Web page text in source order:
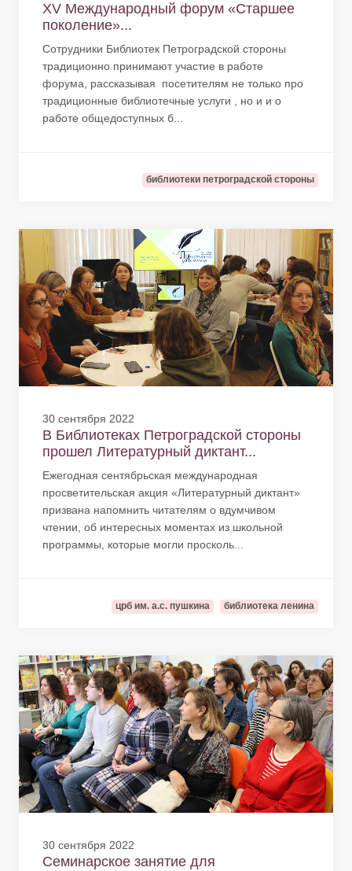
XV Международный форум «Старшее
поколение»...
Сотрудники Библиотек Петроградской стороны
традиционно принимают участие в работе
форума, рассказывая посетителям не только про
традиционные библиотечные услуги , но и и о
работе общедоступных б...
библиотеки петроградской стороны
30 сентября 2022
В Библиотеках Петроградской стороны
прошел Литературный диктант...
Ежегодная сентябрьская международная
просветительская акция «Литературный диктант»
призвана напомнить читателям о вдумчивом
чтении, об интересных моментах из школьной
программы, которые могли просколь...
црб им. а.с. пушкина библиотека ленина
30 сентября 2022
Семинарское занятие для